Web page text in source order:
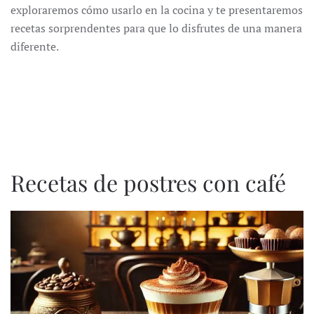
exploraremos cómo usarlo en la cocina y te presentaremos
recetas sorprendentes para que lo disfrutes de una manera
diferente.
Recetas de postres con café